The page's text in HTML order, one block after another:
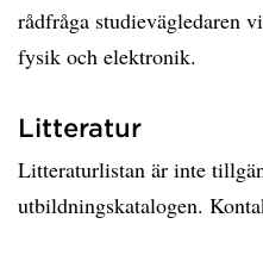
rådfråga studievägledaren
fysik och elektronik.
Litteratur
Litteraturlistan är inte
utbildningskatalogen.